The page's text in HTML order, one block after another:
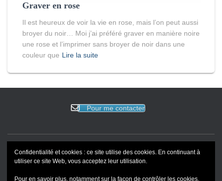
Graver en rose
Il est heureux de voir la vie en rose, mais l’on peut aussi
broyer du noir… Moi j’ai préféré graver en manière noire
une rose et l’imprimer sans broyer de noir dans une
couleur que Lire la suite
Pour me contacter
ACCUEIL EVENEMENTS BLOG REVUE DE PRESSE
Confidentialité et cookies : ce site utilise des cookies. En continuant à
utiliser ce site Web, vous acceptez leur utilisation.
Pour en savoir plus, notamment sur la façon de contrôler les cookies,